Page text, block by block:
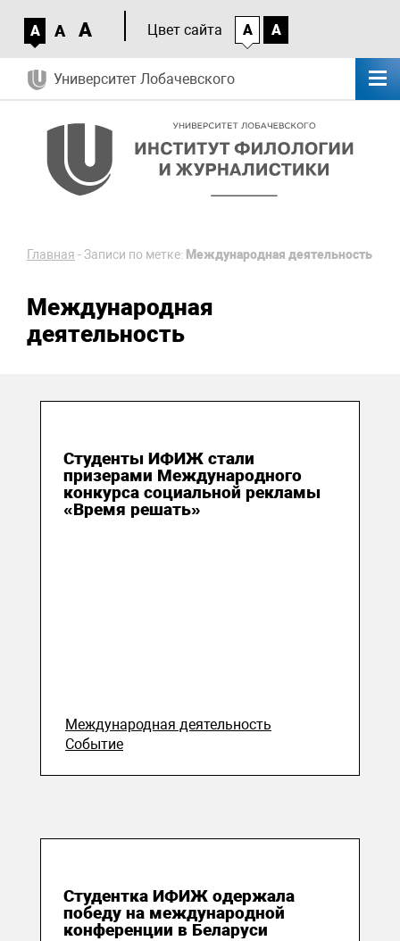
A A A Цвет сайта A A
Университет Лобачевского
Главная -Записи по метке: Международная деятельность
Международная
деятельность
Студенты ИФИЖ стали
призерами Международного
конкурса социальной рекламы
«Время решать»
Международная деятельность
Событие
Студентка ИФИЖ одержала
победу на международной
конференции в Беларуси